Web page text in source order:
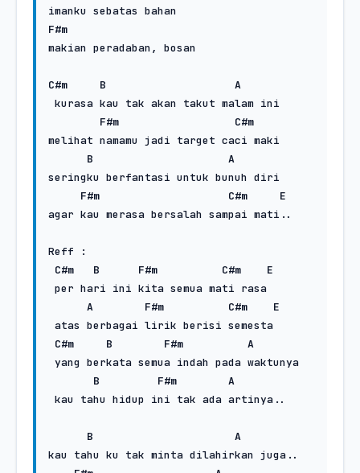
F#m
makian peradaban, bosan
C#m B
A
F#m
C#m
melihat namamu jadi target caci maki
B
A
seringku berfantasi untuk bunuh diri
F#m
C#m
E
agar kau merasa bersalah sampai mati..
Reff :
C#m
B F#m C#m
E
A
F#m C#m
E
C#m
B F#m
A
B
F#m
A
B
A
kau tahu ku tak minta dilahirkan juga..